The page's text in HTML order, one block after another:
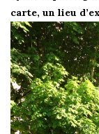
carte, un lieu